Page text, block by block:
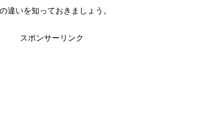
違いを知っておきましょう。
スポンサーリンク